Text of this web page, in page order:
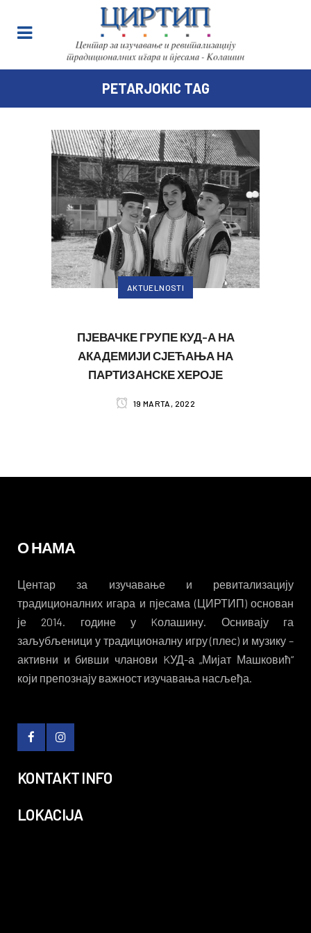
PETARJOKIC TAG
AKTUELNOSTI
ПЈЕВАЧКЕ ГРУПЕ КУД-А НА
АКАДЕМИЈИ СЈЕЋАЊА НА
ПАРТИЗАНСКЕ ХЕРОЈЕ
19 MARTA, 2022
О НАМА
Центар за изучавање и ревитализацију
традиционалних игара и пјесама (ЦИРТИП) основан
је 2014. године у Kолашину. Оснивају га
заљубљеници у традиционалну игру (плес) и музику –
активни и бивши чланови KУД-а „Мијат Машковић“
који препознају важност изучавања насљеђа.
KONTAKT INFO
LOKACIJA